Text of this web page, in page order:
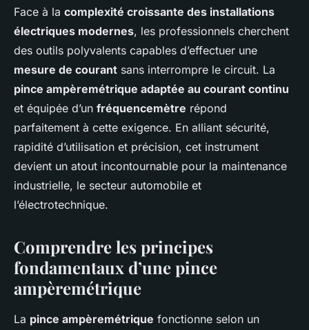
Face à la complexité croissante des installations
électriques modernes, les professionnels cherchent
des outils polyvalents capables d’effectuer une
mesure de courant sans interrompre le circuit. La
pince ampèremétrique adaptée au courant continu
et équipée d’un fréquencemètre répond
parfaitement à cette exigence. En alliant sécurité,
rapidité d’utilisation et précision, cet instrument
devient un atout incontournable pour la maintenance
industrielle, le secteur automobile et
l’électrotechnique.
Comprendre les principes
fondamentaux d’une pince
ampèremétrique
La pince ampèremétrique fonctionne selon un